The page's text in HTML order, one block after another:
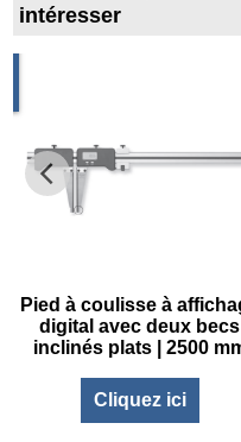
intéresser
Pied à coulisse à
digital avec deux becs
inclinés plats | 2500
Cliquez ici